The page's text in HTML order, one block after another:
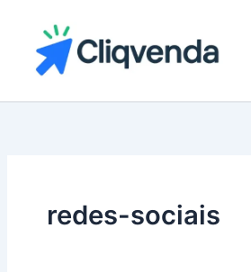
conteúdo
redes-sociais